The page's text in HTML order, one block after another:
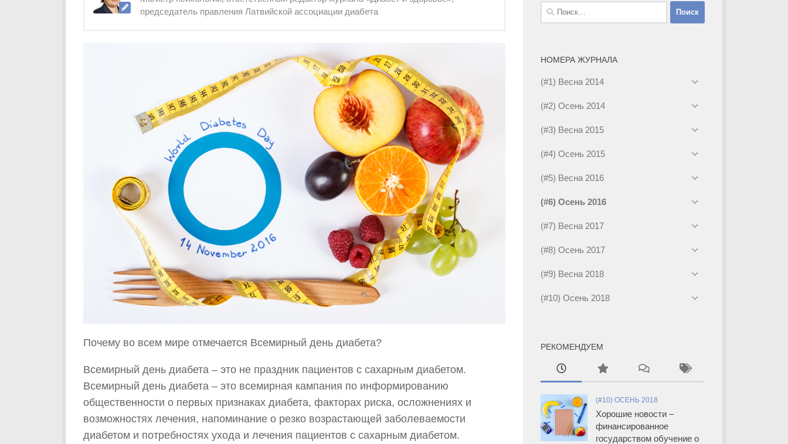
председатель правления Латвийской ассоциации диабета
Почему во всем мире отмечается Всемирный день диабета?
Всемирный день диабета – это не праздник пациентов с сахарным диабетом.
Всемирный день диабета – это всемирная кампания по информированию
общественности о первых признаках диабета, факторах риска, осложнениях и
возможностях лечения, напоминание о резко возрастающей заболеваемости
диабетом и потребностях ухода и лечения пациентов с сахарным диабетом.
Найти:
НОМЕРА ЖУРНАЛА
(#1) Весна 2014
(#2) Осень 2014
(#3) Весна 2015
(#4) Осень 2015
(#5) Весна 2016
(#6) Осень 2016
(#7) Весна 2017
(#8) Осень 2017
(#9) Весна 2018
(#10) Осень 2018
РЕКОМЕНДУЕМ
(#10) ОСЕНЬ 2018
Хорошие новости –
финансированное
государством обучение о